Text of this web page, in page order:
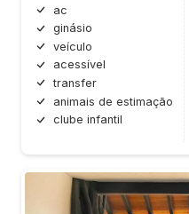
ac
ginásio
veículo
acessível
transfer
animais de estimação
clube infantil